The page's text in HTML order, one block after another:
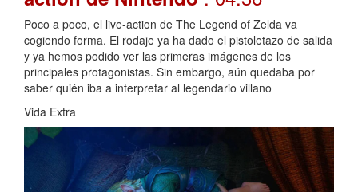
Poco a poco, el live-action de The Legend of Zelda va
cogiendo forma. El rodaje ya ha dado el pistoletazo de salida
y ya hemos podido ver las primeras imágenes de los
principales protagonistas. Sin embargo, aún quedaba por
saber quién iba a interpretar al legendario villano
Vida Extra